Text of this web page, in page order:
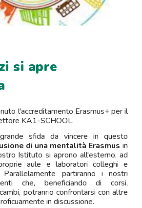
si apre
l'accreditamento Erasmus+ per il
KA1-SCHOOL.
sfida da vincere in questo
di una mentalità Erasmus in
Istituto si aprono all'esterno, ad
aule e laboratori colleghi e
partiranno i nostri
che, beneficiando di corsi,
potranno confrontarsi con altre
in discussione.